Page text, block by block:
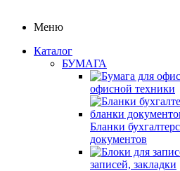
Меню
Каталог
БУМАГА
офисной техники
Бланки
документов
записей, закладки